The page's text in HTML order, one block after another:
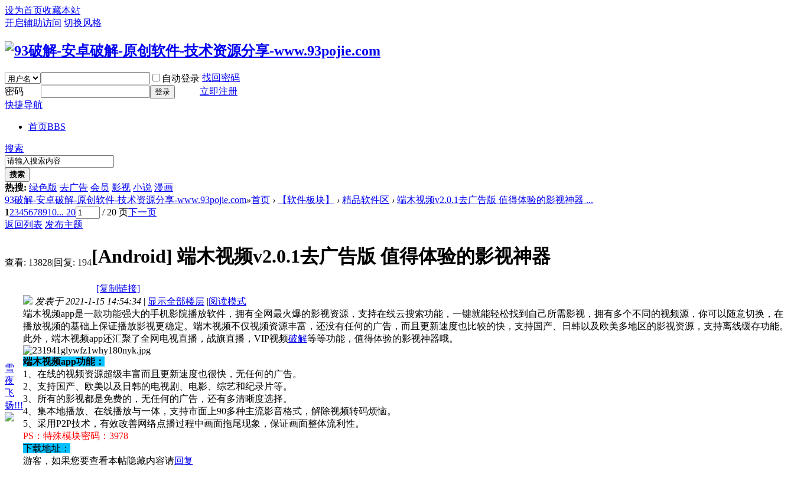
设为首页收藏本站
开启辅助访问 切换风格
自动登录 找回密码
密码
登录
立即注册
快捷导航
首页BBS
搜索
搜索
热搜: 绿色版 去广告 会员 影视 小说 漫画
93破解-安卓破解-原创软件-技术资源分享-www.93pojie.com»首页 › 【软件板块】 › 精品软件区 › 端木视频v2.0.1去广告版 值得体验的影视神器 ...
12345678910... 20 / 20 页下一页
返回列表 发布主题
查看: 13828|回复: 194[Android]端木视频v2.0.1去广告版 值得体验的影视神器
[复制链接]
雪
夜
飞
扬!!!
发表于 2021-1-15 14:54:34 | 显示全部楼层 |阅读模式
端木视频app是一款功能强大的手机影院播放软件，拥有全网最火爆的影视资源，支持在线云搜索功能，一键就能轻松找到自己所需影视，拥有多个不同的视频源，你可以随意切换，在
播放视频的基础上保证播放影视更稳定。端木视频不仅视频资源丰富，还没有任何的广告，而且更新速度也比较的快，支持国产、日韩以及欧美多地区的影视资源，支持离线缓存功能。
此外，端木视频app还汇聚了全网电视直播，战旗直播，VIP视频破解等等功能，值得体验的影视神器哦。
端木视频app功能：
1、在线的视频资源超级丰富而且更新速度也很快，无任何的广告。
2、支持国产、欧美以及日韩的电视剧、电影、综艺和纪录片等。
3、所有的影视都是免费的，无任何的广告，还有多清晰度选择。
4、集本地播放、在线播放与一体，支持市面上90多种主流影音格式，解除视频转码烦恼。
5、采用P2P技术，有效改善网络点播过程中画面拖尾现象，保证画面整体流利性。
PS：特殊模块密码：3978
下载地址：
游客，如果您要查看本帖隐藏内容请回复